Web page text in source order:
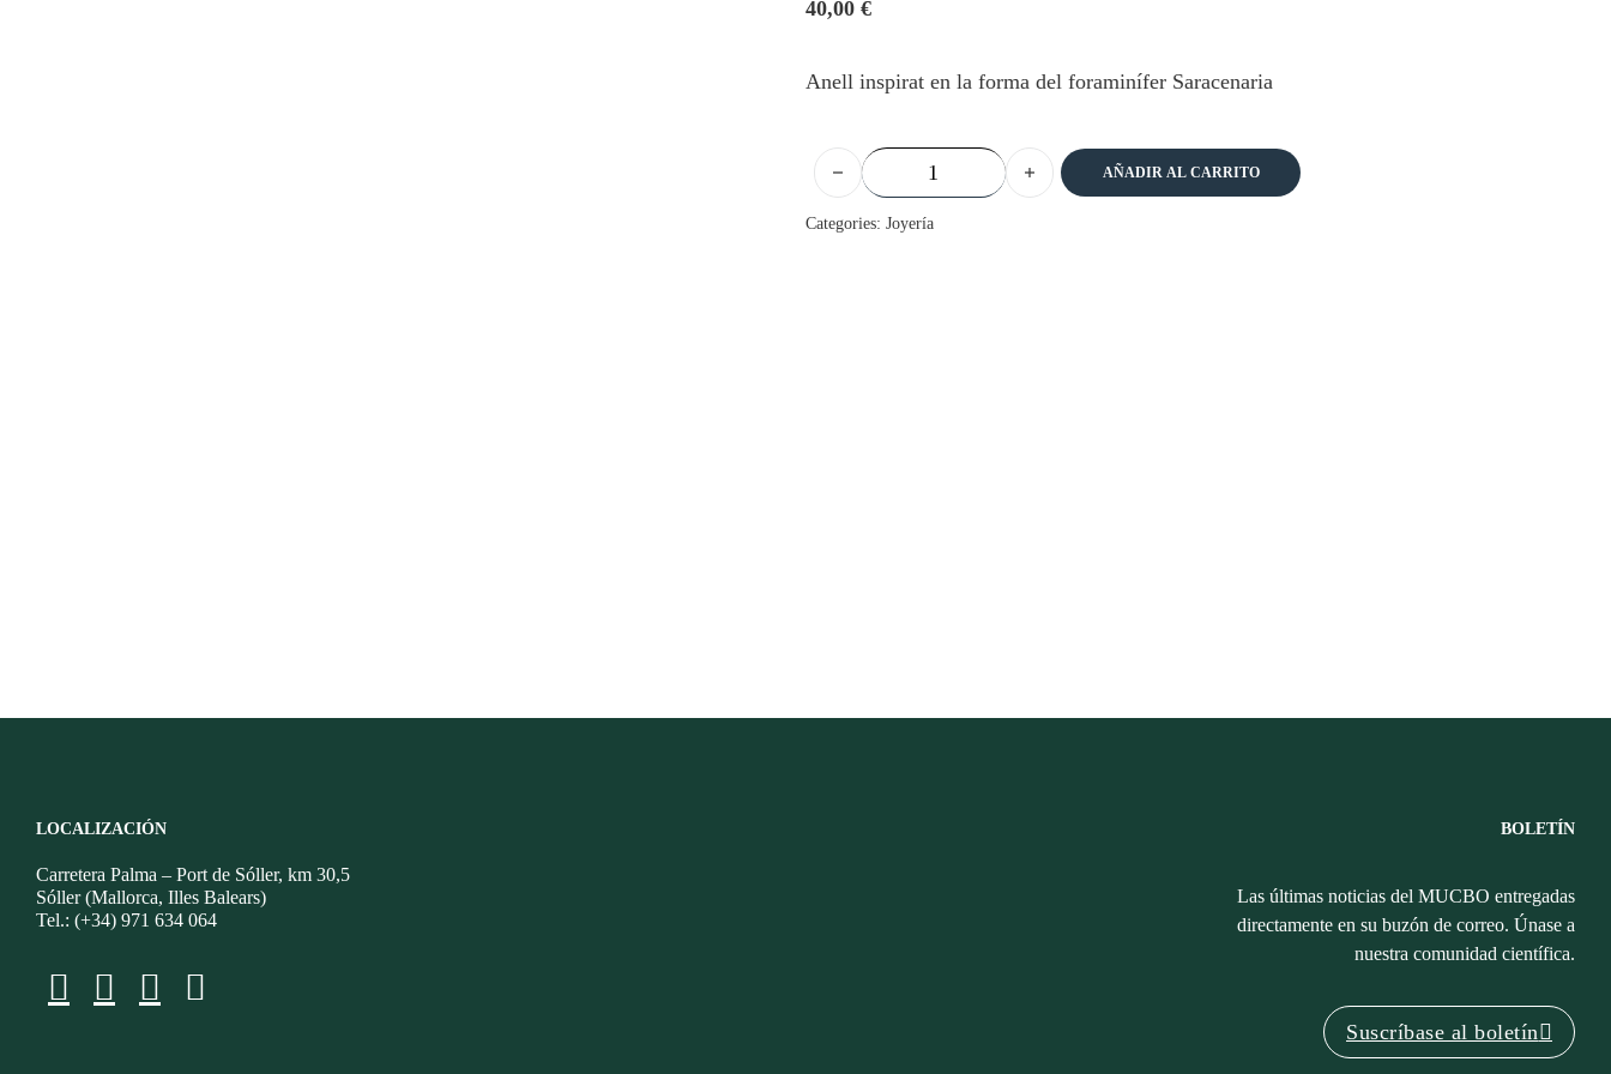
40,00 €
Anell inspirat en la forma del foraminífer Saracenaria
Anell - Saracenaria cantidad AÑADIR AL CARRITO
Categories: Joyería
LOCALIZACIÓN
Carretera Palma – Port de Sóller, km 30,5
Sóller (Mallorca, Illes Balears)
Tel.: (+34) 971 634 064
BOLETÍN
Las últimas noticias del MUCBO entregadas
directamente en su buzón de correo. Únase a
nuestra comunidad científica.
Suscríbase al boletín